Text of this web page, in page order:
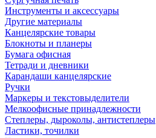
Инструменты и аксессуары
Другие материалы
Канцелярские товары
Блокноты и планеры
Бумага офисная
Тетради и дневники
Карандаши канцелярские
Ручки
Маркеры и текстовыделители
Мелкоофисные принадлежности
Степлеры, дыроколы, антистеплеры
Ластики, точилки